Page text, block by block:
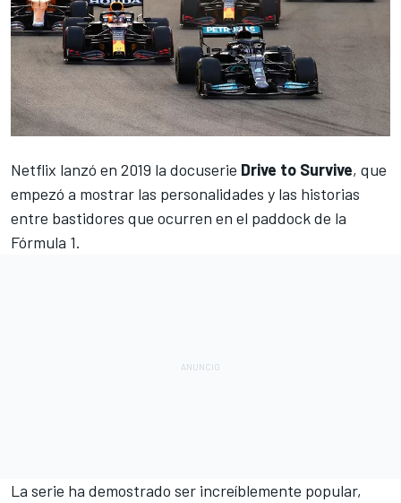
Netflix lanzó en 2019 la docuserie Drive to Survive, que
empezó a mostrar las personalidades y las historias
entre bastidores que ocurren en el paddock de la
Fórmula 1.
La serie ha demostrado ser increíblemente popular,